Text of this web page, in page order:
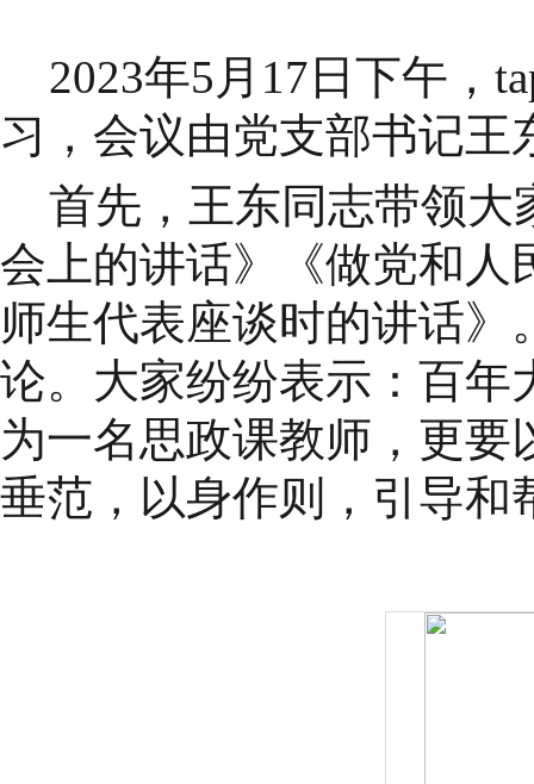
2023年5月17日下午，
习，会议由党支部书记王
首先，王东同志带领
会上的讲话》《做党和人
师生代表座谈时的讲话
论。大家纷纷表示：百年
为一名思政课教师，更要
垂范，以身作则，引导和